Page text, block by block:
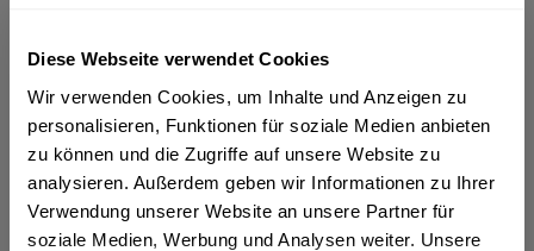
Diese Webseite verwendet Cookies
Wir verwenden Cookies, um Inhalte und Anzeigen zu
personalisieren, Funktionen für soziale Medien anbieten
zu können und die Zugriffe auf unsere Website zu
analysieren. Außerdem geben wir Informationen zu Ihrer
Verwendung unserer Website an unsere Partner für
soziale Medien, Werbung und Analysen weiter. Unsere
MEHRWEG
+3,30 € Pfand
In denWarenkorb
Hinzugefügt
Artikel-Nr.: